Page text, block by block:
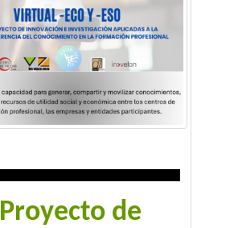
Proyecto de